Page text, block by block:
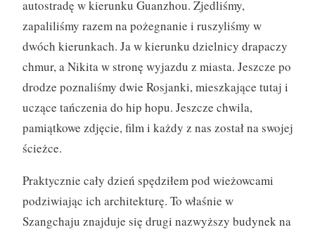
autostradę w kierunku Guanzhou. Zjedliśmy,
zapaliliśmy razem na pożegnanie i ruszyliśmy w
dwóch kierunkach. Ja w kierunku dzielnicy drapaczy
chmur, a Nikita w stronę wyjazdu z miasta. Jeszcze po
drodze poznaliśmy dwie Rosjanki, mieszkające tutaj i
uczące tańczenia do hip hopu. Jeszcze chwila,
pamiątkowe zdjęcie, film i każdy z nas został na swojej
ścieżce.
Praktycznie cały dzień spędziłem pod wieżowcami
podziwiając ich architekturę. To właśnie w
Szangchaju znajduje się drugi nazwyższy budynek na